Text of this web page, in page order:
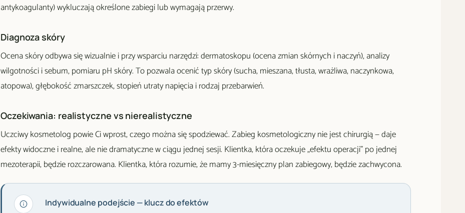
antykoagulanty) wykluczają określone zabiegi lub wymagają przerwy.
Diagnoza skóry
Ocena skóry odbywa się wizualnie i przy wsparciu narzędzi: dermatoskopu (ocena zmian skórnych i naczyń), analizy
wilgotności i sebum, pomiaru pH skóry. To pozwala ocenić typ skóry (sucha, mieszana, tłusta, wrażliwa, naczynkowa,
atopowa), głębokość zmarszczek, stopień utraty napięcia i rodzaj przebarwień.
Oczekiwania: realistyczne vs nierealistyczne
Uczciwy kosmetolog powie Ci wprost, czego można się spodziewać. Zabieg kosmetologiczny nie jest chirurgią — daje
efekty widoczne i realne, ale nie dramatyczne w ciągu jednej sesji. Klientka, która oczekuje „efektu operacji" po jednej
mezoterapii, będzie rozczarowana. Klientka, która rozumie, że mamy 3-miesięczny plan zabiegowy, będzie zachwycona.
Indywidualne podejście — klucz do efektów